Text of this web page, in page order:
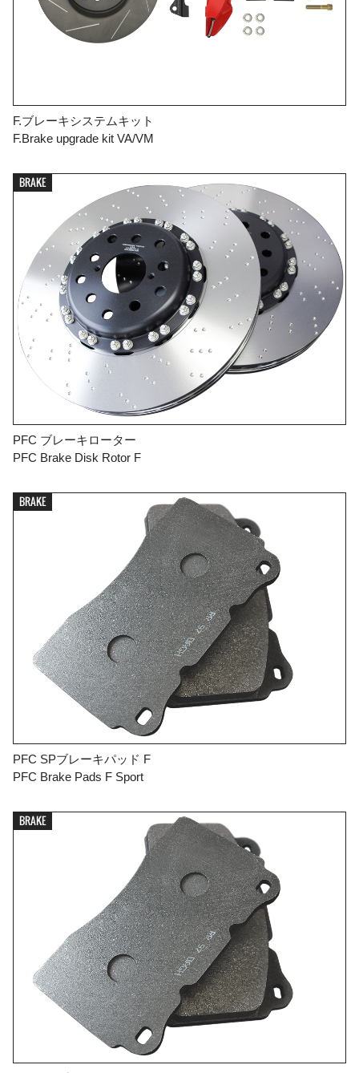
F.ブレーキシステムキット
F.Brake upgrade kit VA/VM
BRAKE
PFC ブレーキローター
PFC Brake Disk Rotor F
BRAKE
PFC SPブレーキパッド F
PFC Brake Pads F Sport
BRAKE